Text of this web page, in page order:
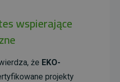
wspierające
że EKO-
projekty